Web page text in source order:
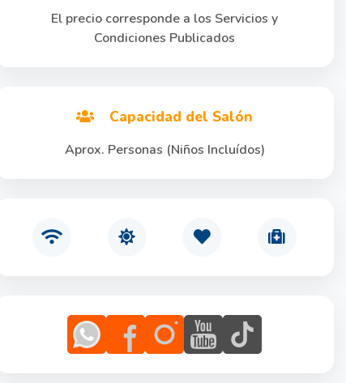
El precio corresponde a los Servicios y
Condiciones Publicados
Capacidad del Salón
Aprox. Personas (Niños Incluídos)